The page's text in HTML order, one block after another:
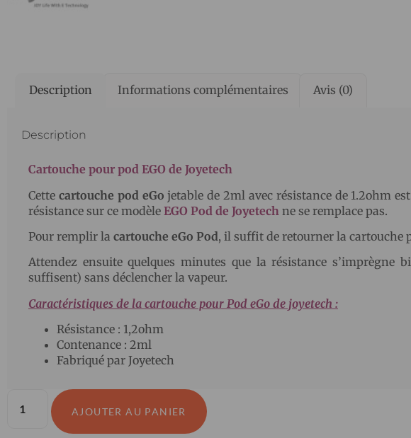
Description Informations complémentaires Avis (0)
Description
Cartouche pour pod EGO de Joyetech
Cette cartouche pod eGo jetable de 2ml avec résistance de 1.2ohm
résistance sur ce modèle EGO Pod de Joyetech ne se remplace pas.
Pour remplir la cartouche eGo Pod, il suffit de retourner la cartouche
Attendez ensuite quelques minutes que la résistance
suffisent) sans déclencher la vapeur.
Caractéristiques de la cartouche pour Pod eGo de joyetech :
Résistance : 1,2ohm
Contenance : 2ml
Fabriqué par Joyetech
AJOUTER AU PANIER